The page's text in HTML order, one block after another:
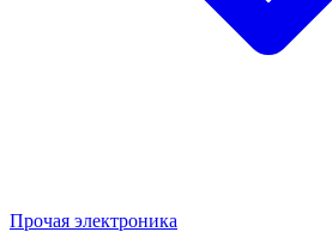
Прочая электроника